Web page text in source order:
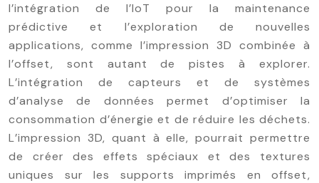
l’intégration de l’IoT pour la maintenance
prédictive et l’exploration de nouvelles
applications, comme l’impression 3D combinée à
l’offset, sont autant de pistes à explorer.
L’intégration de capteurs et de systèmes
d’analyse de données permet d’optimiser la
consommation d’énergie et de réduire les déchets.
L’impression 3D, quant à elle, pourrait permettre
de créer des effets spéciaux et des textures
uniques sur les supports imprimés en offset,